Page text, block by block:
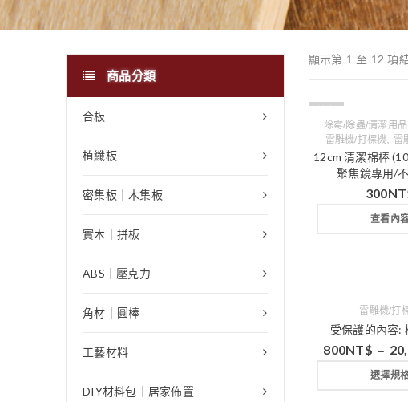
商品分類
合板
植纖板
密集板｜木集板
實木｜拼板
ABS｜壓克力
角材｜圓棒
工藝材料
DIY材料包｜居家佈置
顯示第 1 至 12 項
除霉/除蟲/清潔用品
雷雕機/打標機 雷
12cm 清潔棉棒
聚焦鏡專用/
300
查看內
雷雕機/打
受保護的內容:
800NT$ –
選擇規